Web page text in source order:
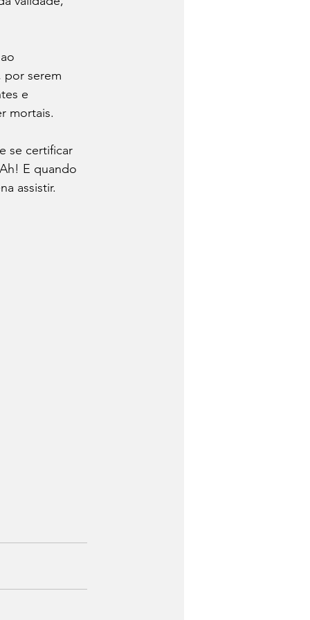
por serem
e
mortais.
se certificar
E quando
assistir.